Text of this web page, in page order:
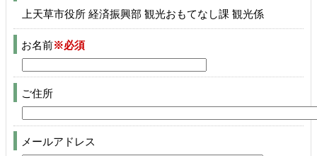
上天草市役所 経済振興部 観光おもてなし課 観光係
お名前※必須
ご住所
メールアドレス